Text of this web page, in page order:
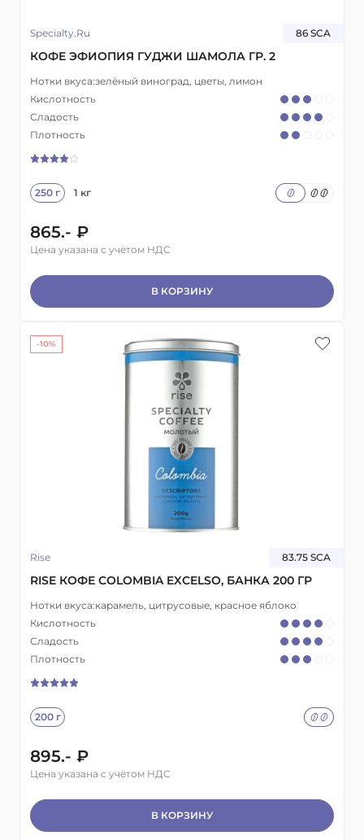
Specialty.Ru 86 SCA
КОФЕ ЭФИОПИЯ ГУДЖИ ШАМОЛА ГР. 2
Нотки вкуса:зелёный виноград, цветы, лимон
Кислотность
Сладость
Плотность
250 г 1 кг
865.- ₽
Цена указана с учётом НДС
В КОРЗИНУ
Rise 83.75 SCA
RISE КОФЕ COLOMBIA EXCELSO, БАНКА 200 ГР
Нотки вкуса:карамель, цитрусовые, красное яблоко
Кислотность
Сладость
Плотность
200 г
-10%
895.- ₽
Цена указана с учётом НДС
В КОРЗИНУ